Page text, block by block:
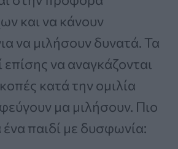
και να κάνουν
να μιλήσουν δυνατά. Τα
επίσης να αναγκάζονται
κατά την ομιλία
μα μιλήσουν. Πιο
παιδί με δυσφωνία: